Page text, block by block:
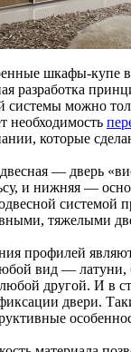
шкафы-купе
разработка
системы можно
необходимость
которые
— дверь
и нижняя —
системой
тяжелыми
профилей
вид —
другой. И в
двери.